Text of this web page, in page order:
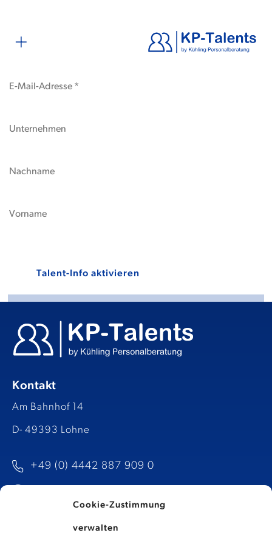
Cookie-Zustimmung
verwalten
Kontakt
Am Bahnhof 14
D- 49393 Lohne
+49 (0) 4442 887 909 0